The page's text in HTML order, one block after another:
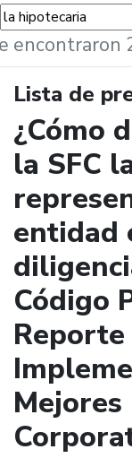
encontraron
Lista de
¿Cómo
la SFC
entidad
Código
Reporte
Mejores